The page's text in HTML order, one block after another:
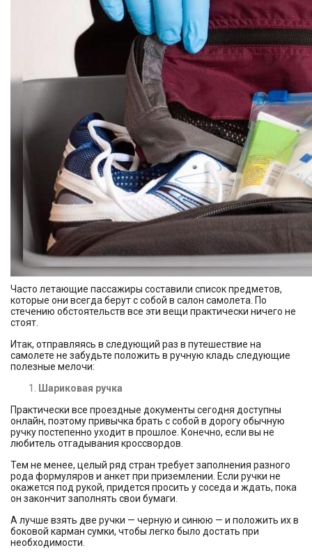
Часто летающие пассажиры составили список предметов,
которые они всегда берут с собой в салон самолета. По
стечению обстоятельств все эти вещи практически ничего не
стоят.
Итак, отправляясь в следующий раз в путешествие на
самолете не забудьте положить в ручную кладь следующие
полезные мелочи:
Шариковая ручка
Практически все проездные документы сегодня доступны
онлайн, поэтому привычка брать с собой в дорогу обычную
ручку постепенно уходит в прошлое. Конечно, если вы не
любитель отгадывания кроссвордов.
Тем не менее, целый ряд стран требует заполнения разного
рода формуляров и анкет при приземлении. Если ручки не
окажется под рукой, придется просить у соседа и ждать, пока
он закончит заполнять свои бумаги.
А лучше взять две ручки — черную и синюю — и положить их в
боковой карман сумки, чтобы легко было достать при
необходимости.